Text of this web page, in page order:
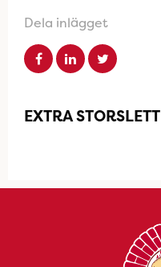
Dela inlägget
EXTRA STORSLETT